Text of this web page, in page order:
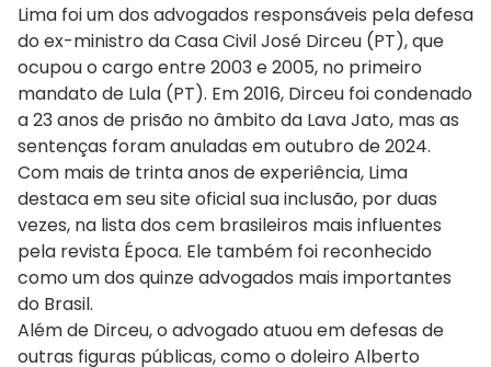
Lima foi um dos advogados responsáveis pela defesa
do ex-ministro da Casa Civil José Dirceu (PT), que
ocupou o cargo entre 2003 e 2005, no primeiro
mandato de Lula (PT). Em 2016, Dirceu foi condenado
a 23 anos de prisão no âmbito da Lava Jato, mas as
sentenças foram anuladas em outubro de 2024.
Com mais de trinta anos de experiência, Lima
destaca em seu site oficial sua inclusão, por duas
vezes, na lista dos cem brasileiros mais influentes
pela revista Época. Ele também foi reconhecido
como um dos quinze advogados mais importantes
do Brasil.
Além de Dirceu, o advogado atuou em defesas de
outras figuras públicas, como o doleiro Alberto